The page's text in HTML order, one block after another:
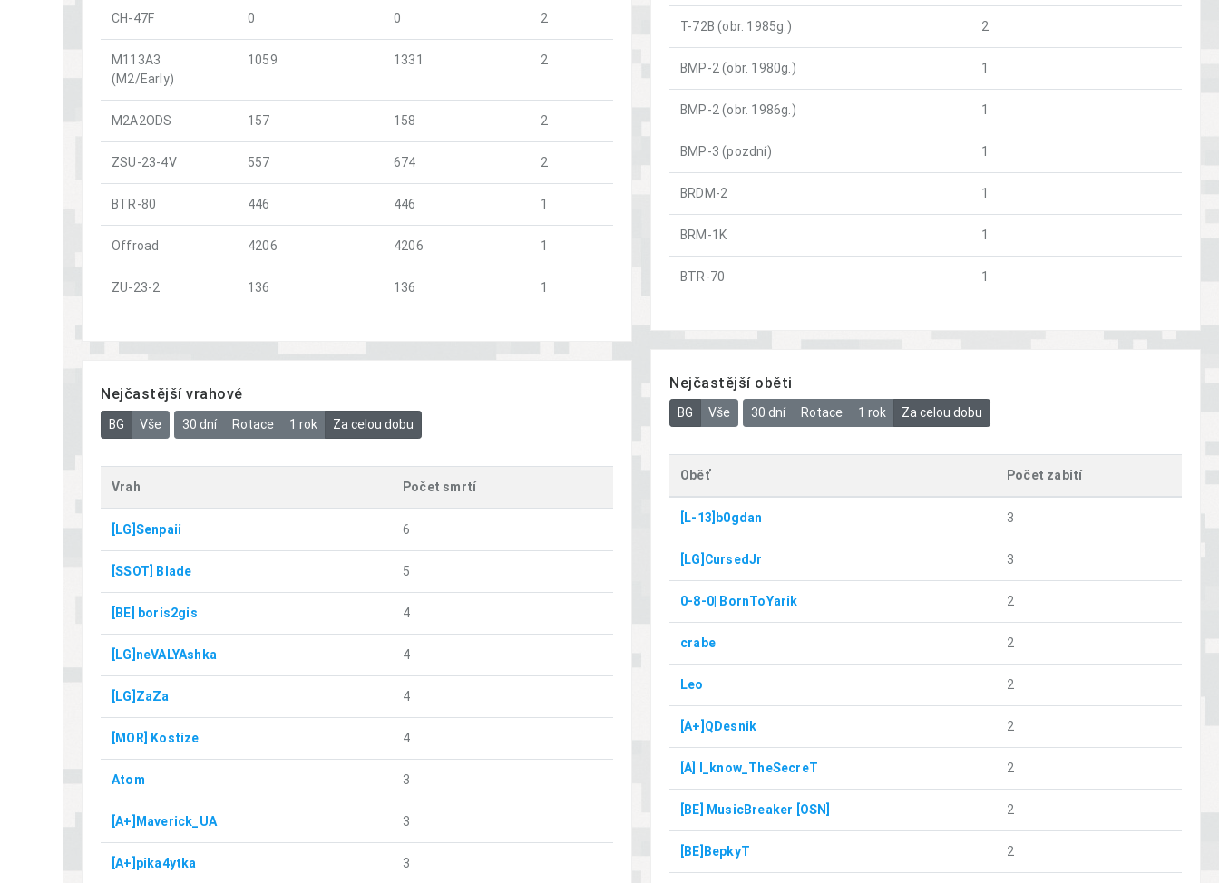
CH-47F 0 0 2
M113A3
(M2/Early)
1059 1331 2
M2A2ODS 157 158 2
ZSU-23-4V 557 674 2
BTR-80 446 446 1
Offroad 4206 4206 1
ZU-23-2 136 136 1
T-72B (obr. 1985g.) 2
BMP-2 (obr. 1980g.) 1
BMP-2 (obr. 1986g.) 1
BMP-3 (pozdní) 1
BRDM-2 1
BRM-1K 1
BTR-70 1
Nejčastější oběti
BG Vše 30 dní Rotace 1 rok Za celou dobu
Oběť Počet zabití
[L-13]b0gdan 3
[LG]CursedJr 3
0-8-0| BornToYarik 2
crabe 2
Leo 2
[A+]QDesnik 2
[A] I_know_TheSecreT 2
[BE] MusicBreaker [OSN] 2
[BE]BepkyT 2
Nejčastější vrahové
BG Vše 30 dní Rotace 1 rok Za celou dobu
Vrah Počet smrtí
[LG]Senpaii 6
[SSOT] Blade 5
[BE] boris2gis 4
[LG]neVALYAshka 4
[LG]ZaZa 4
[MOR] Kostize 4
Atom 3
[A+]Maverick_UA 3
[A+]pika4ytka 3